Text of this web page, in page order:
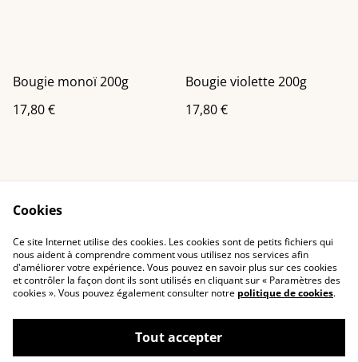
Bougie monoï 200g
17,80 €
Bougie violette 200g
17,80 €
Contactez-nous
Conditions
Politique de
confidentialité
Politique de cookies
Cookies
Ce site Internet utilise des cookies. Les cookies sont de petits fichiers qui
nous aident à comprendre comment vous utilisez nos services afin
d'améliorer votre expérience. Vous pouvez en savoir plus sur ces cookies
et contrôler la façon dont ils sont utilisés en cliquant sur « Paramètres des
cookies ». Vous pouvez également consulter notre politique de cookies.
Tout accepter